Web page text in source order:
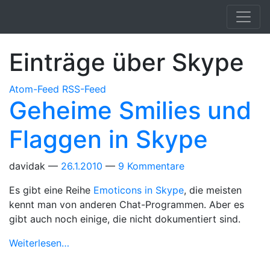
Einträge über Skype
Atom-Feed RSS-Feed
Geheime Smilies und
Flaggen in Skype
davidak 26.1.2010
9 Kommentare
Es gibt eine Reihe Emoticons in Skype, die meisten
kennt man von anderen Chat-Programmen. Aber es
gibt auch noch einige, die nicht dokumentiert sind.
Weiterlesen…